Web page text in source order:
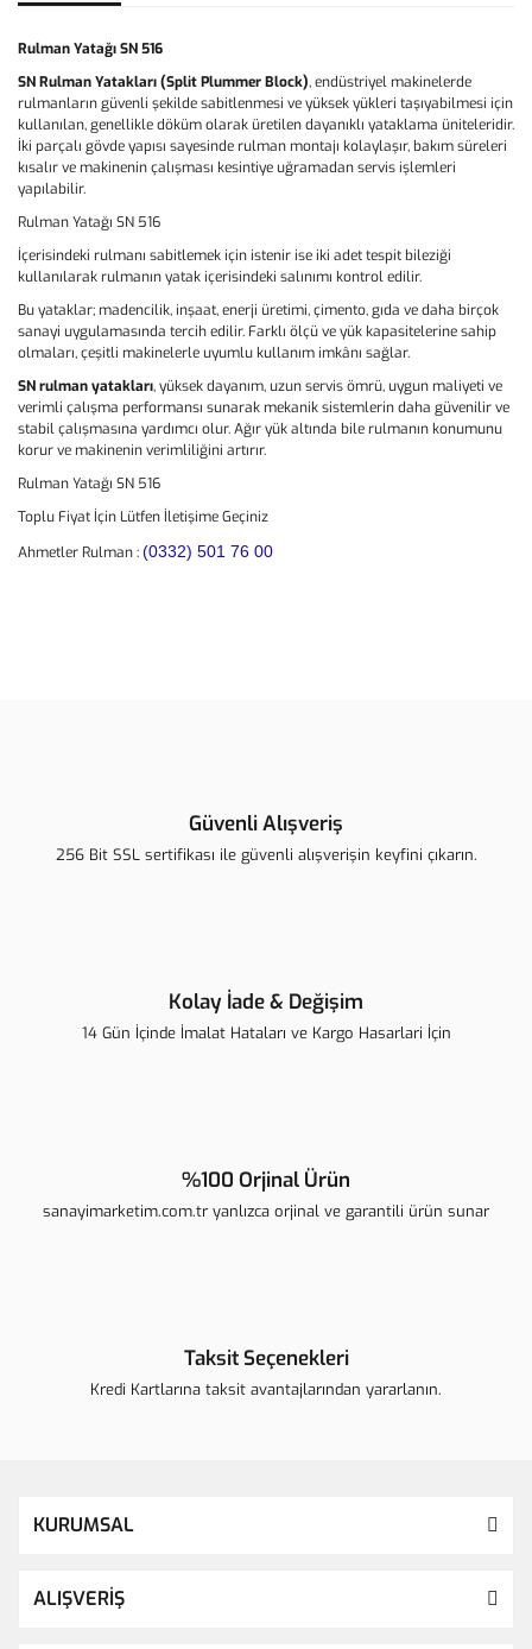
Rulman Yatağı SN 516
SN Rulman Yatakları (Split Plummer Block), endüstriyel makinelerde
rulmanların güvenli şekilde sabitlenmesi ve yüksek yükleri taşıyabilmesi için
kullanılan, genellikle döküm olarak üretilen dayanıklı yataklama üniteleridir.
İki parçalı gövde yapısı sayesinde rulman montajı kolaylaşır, bakım süreleri
kısalır ve makinenin çalışması kesintiye uğramadan servis işlemleri
yapılabilir.
Rulman Yatağı SN 516
İçerisindeki rulmanı sabitlemek için istenir ise iki adet tespit bileziği
kullanılarak rulmanın yatak içerisindeki salınımı kontrol edilir.
Bu yataklar; madencilik, inşaat, enerji üretimi, çimento, gıda ve daha birçok
sanayi uygulamasında tercih edilir. Farklı ölçü ve yük kapasitelerine sahip
olmaları, çeşitli makinelerle uyumlu kullanım imkânı sağlar.
SN rulman yatakları, yüksek dayanım, uzun servis ömrü, uygun maliyeti ve
verimli çalışma performansı sunarak mekanik sistemlerin daha güvenilir ve
stabil çalışmasına yardımcı olur. Ağır yük altında bile rulmanın konumunu
korur ve makinenin verimliliğini artırır.
Rulman Yatağı SN 516
Toplu Fiyat İçin Lütfen İletişime Geçiniz
Ahmetler Rulman :(0332) 501 76 00
Ürün açıklamasında eksik bilgiler bulunuyor.
Güvenli Alışveriş
256 Bit SSL sertifikası ile güvenli alışverişin keyfini çıkarın.
Kolay İade & Değişim
14 Gün İçinde İmalat Hataları ve Kargo Hasarlari İçin
%100 Orjinal Ürün
sanayimarketim.com.tr yanlızca orjinal ve garantili ürün sunar
Taksit Seçenekleri
Kredi Kartlarına taksit avantajlarından yararlanın.
KURUMSAL
ALIŞVERİŞ